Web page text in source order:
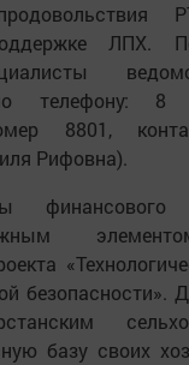
ЛПХ.
телефону: 8
8801,
Рифовна).
финансового
безопасности».
базу своих